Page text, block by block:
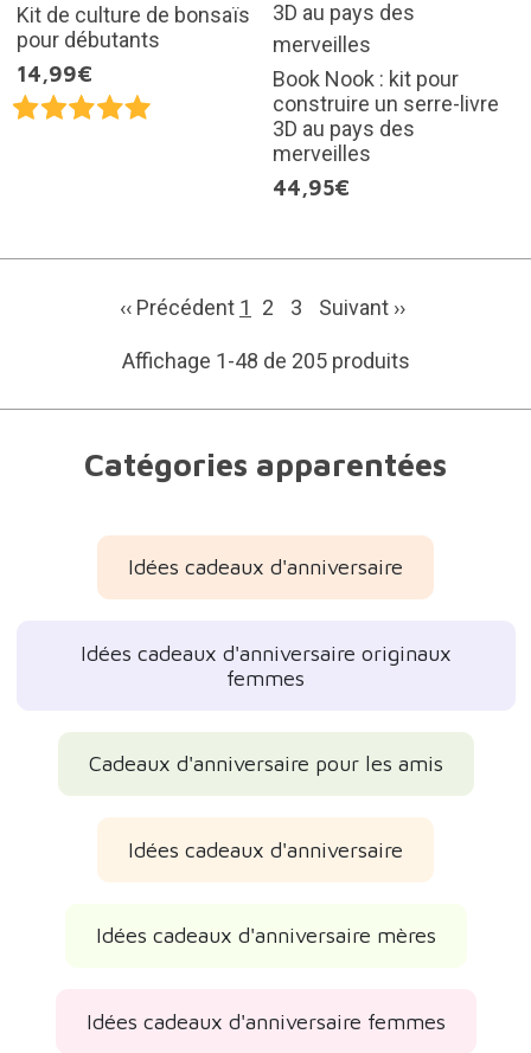
Kit de culture de bonsaïs
pour débutants
14,99€
Book Nook : kit pour
construire un serre-livre
3D au pays des
merveilles
44,95€
‹‹ Précédent 1 2 3 Suivant ››
Affichage 1-48 de 205 produits
Catégories apparentées
Idées cadeaux d'anniversaire
Idées cadeaux d'anniversaire originaux
femmes
Cadeaux d'anniversaire pour les amis
Idées cadeaux d'anniversaire
Idées cadeaux d'anniversaire mères
Idées cadeaux d'anniversaire femmes